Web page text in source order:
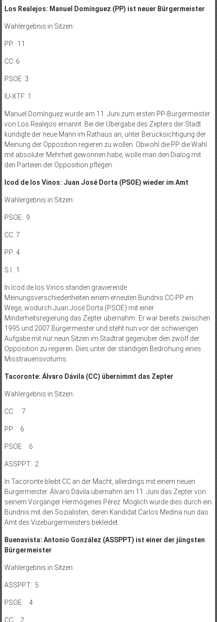
Los Realejos: Manuel Domínguez (PP) ist neuer Bürgermeister
Wahlergebnis in Sitzen:
PP: 11
CC: 6
PSOE: 3
IU-XTF: 1
Manuel Domínguez wurde am 11. Juni zum ersten PP-Bürgermeister
von Los Realejos ernannt. Bei der Übergabe des Zepters der Stadt
kündigte der neue Mann im Rathaus an, unter Berücksichtigung der
Meinung der Opposition regieren zu wollen. Obwohl die PP die Wahl
mit absoluter Mehrheit gewonnen habe, wolle man den Dialog mit
den Parteien der Opposition pflegen.
Icod de los Vinos: Juan José Dorta (PSOE) wieder im Amt
Wahlergebnis in Sitzen:
PSOE: 9
CC: 7
PP: 4
S.I.: 1
In Icod de los Vinos standen gravierende
Meinungsverschiedenheiten einem erneuten Bündnis CC-PP im
Wege, wodurch Juan José Dorta (PSOE) mit einer
Minderheitsregierung das Zepter übernahm. Er war bereits zwischen
1995 und 2007 Bürgermeister und steht nun vor der schwierigen
Aufgabe mit nur neun Sitzen im Stadtrat gegenüber den zwölf der
Opposition zu regieren. Dies unter der ständigen Bedrohung eines
Misstrauensvotums.
Tacoronte: Álvaro Dávila (CC) übernimmt das Zepter
Wahlergebnis in Sitzen:
CC: 7
PP: 6
PSOE: 6
ASSPPT: 2
In Tacoronte bleibt CC an der Macht, allerdings mit einem neuen
Bürgermeister. Álvaro Dávila übernahm am 11. Juni das Zepter von
seinem Vorgänger Hermógenes Pérez. Möglich wurde dies durch ein
Bündnis mit den Sozialisten, deren Kandidat Carlos Medina nun das
Amt des Vizebürgermeisters bekleidet.
Buenavista: Antonio González (ASSPPT) ist einer der jüngsten
Bürgermeister
Wahlergebnis in Sitzen:
ASSPPT: 5
PSOE: 4
CC: 2